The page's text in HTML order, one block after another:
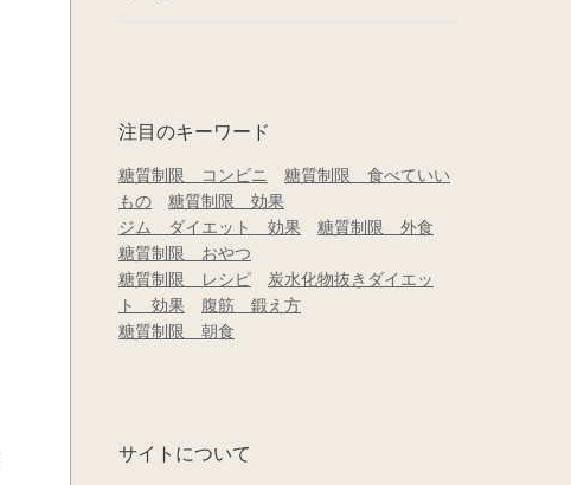
注目のキーワード
糖質制限 コンビニ
糖質制限 食べていい
もの
糖質制限 効果
ジム ダイエット 効果
糖質制限 外食
糖質制限 おやつ
糖質制限 レシピ
炭水化物抜きダイエッ
ト 効果
腹筋 鍛え方
糖質制限 朝食
サイトについて